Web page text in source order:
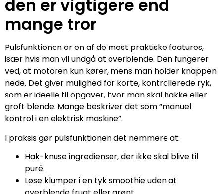
den er vigtigere end
mange tror
Pulsfunktionen er en af de mest praktiske features,
især hvis man vil undgå at overblende. Den fungerer
ved, at motoren kun kører, mens man holder knappen
nede. Det giver mulighed for korte, kontrollerede ryk,
som er ideelle til opgaver, hvor man skal hakke eller
groft blende. Mange beskriver det som “manuel
kontrol i en elektrisk maskine”.
I praksis gør pulsfunktionen det nemmere at:
Hak-knuse ingredienser, der ikke skal blive til
puré.
Løse klumper i en tyk smoothie uden at